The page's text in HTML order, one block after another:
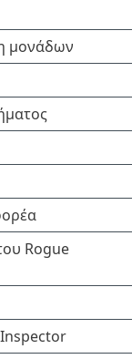
μονάδων
Rogue